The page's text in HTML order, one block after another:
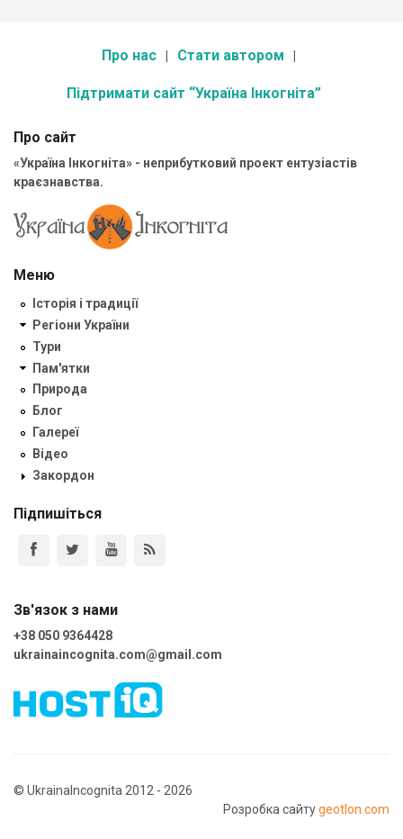
Про нас Стати автором
Підтримати сайт “Україна Інкогніта”
Про сайт
«Україна Інкогніта» - неприбутковий проект ентузіастів
краєзнавства.
Меню
Історія і традиції
Регіони України
Тури
Пам'ятки
Природа
Блог
Галереї
Відео
Закордон
Підпишіться
Зв'язок з нами
+38 050 9364428
ukrainaincognita.com@gmail.com
© UkrainaIncognita 2012 - 2026
Розробка сайтуgeotlon.com